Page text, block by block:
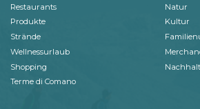
Restaurants
Produkte
Strände
Wellnessurlaub
Shopping
Terme di Comano
Natur
Kultur